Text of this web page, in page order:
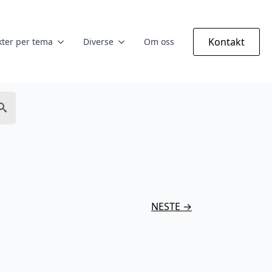
per tema Diverse Om oss Kontakt
NESTE →